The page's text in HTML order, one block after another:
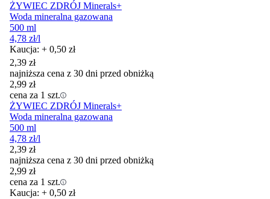
ŻYWIEC ZDRÓJ Minerals+
Woda mineralna gazowana
500 ml
4,78 zł/l
Kaucja: + 0,50 zł
2,39 zł
najniższa cena z 30 dni przed obniżką
2,99 zł
cena za 1 szt.
ŻYWIEC ZDRÓJ Minerals+
Woda mineralna gazowana
500 ml
4,78 zł/l
2,39 zł
najniższa cena z 30 dni przed obniżką
2,99 zł
cena za 1 szt.
Kaucja: + 0,50 zł